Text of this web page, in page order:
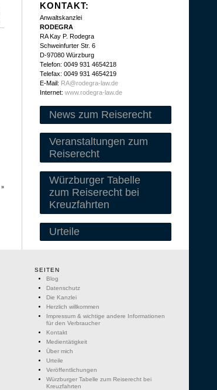
»
KONTAKT:
Anwaltskanzlei
RODEGRA
RA Kay P. Rodegra
Schweinfurter Str. 6
D-97080 Würzburg
Telefon: 0049 931 4654218
Telefax: 0049 931 4654219
E-Mail: RA@rodegra-law.de
Internet: www.rodegra-law.de
News zum Reiserecht
Veranstaltungen zum
Reiserecht
Würzburger Tabelle
zum Reiserecht bei
Kreuzfahrten
Urteile
SEITEN
Blog
Datenschutz
Die Kanzlei
Herzlich willkommen
Impressum & wichtige andere Informationen
für den Verbraucher
Kontakt
Medientätigkeit
Über mich
Urteile
Veröffentlichungen
Würzburger Tabelle zum Reiserecht bei
Kreuzfahrten